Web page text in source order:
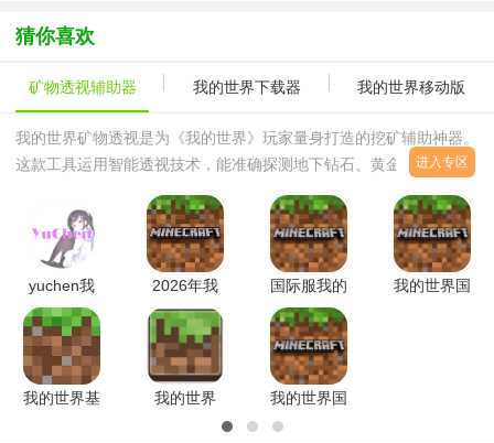
（Pokemon
GO）
猜你喜欢
矿物透视辅助器 我的世界下载器 我的世界移动版
我的世界矿物透视是为《我的世界》玩家量身打造的挖矿辅助神器。
这款工具运用智能透视技术，能准确探测地下钻石、黄金、红石等珍
操作体验更加流畅，适
进入专区
yuchen我
的世界矿透
客户端正版
2026手机
版v2
2026年我
的世界国际
服手机版
v1.26.50.22
手机
国际服我的
世界手机版
官方
(Minecraft)v1.26
我的世界国
我的世界基
我的世界
1.12.2矿透
我的世界国
际版免费下